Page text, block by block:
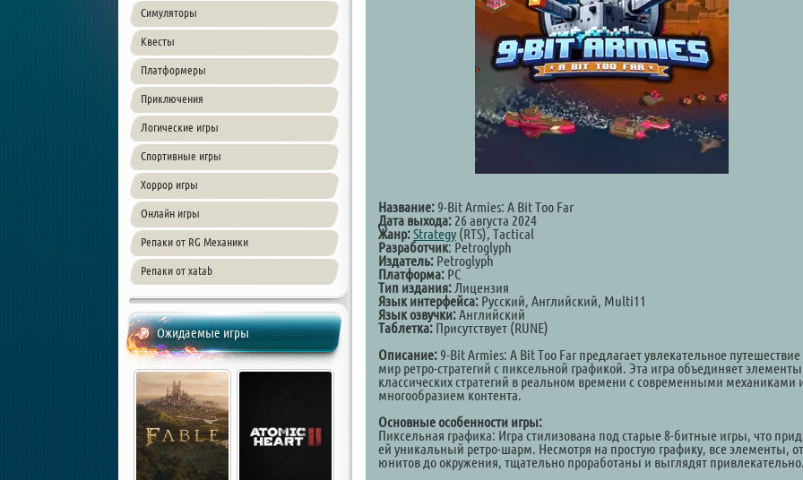
Симуляторы
Квесты
Платформеры
Приключения
Логические игры
Спортивные игры
Хоррор игры
Онлайн игры
Репаки от RG Механики
Репаки от xatab
Ожидаемые игры
Название: 9-Bit Armies: A Bit Too Far
Дата выхода: 26 августа 2024
Жанр:Strategy (RTS), Tactical
Разработчик: Petroglyph
Издатель: Petroglyph
Платформа: PC
Тип издания: Лицензия
Язык интерфейса: Русский, Английский, Multi11
Язык озвучки:Английский
Таблетка: Присутствует (RUNE)
Описание: 9-Bit Armies: A Bit Too Far предлагает увлекательное путешествие
мир ретро-стратегий с пиксельной графикой. Эта игра объединяет элементы
классических стратегий в реальном времени с современными механиками
многообразием контента.
Основные особенности игры:
Пиксельная графика: Игра стилизована под старые 8-битные игры, что
ей уникальный ретро-шарм. Несмотря на простую графику, все элементы, от
юнитов до окружения, тщательно проработаны и выглядят